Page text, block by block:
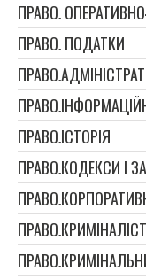
ПРАВО.
ПРАВО. ПОДАТКИ
ПРАВО.ІСТОРІЯ
ПРАВО.КОДЕКСИ І